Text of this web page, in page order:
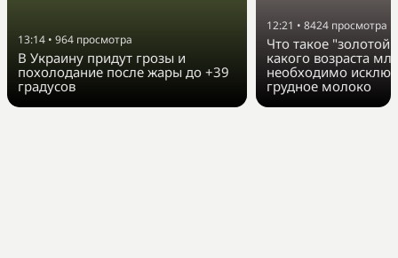
13:14 • 964 просмотра
В Украину придут грозы и
похолодание после жары до +39
градусов
12:21 • 8424 просмотра
Что такое "золотой
какого возраста
необходимо
грудное молоко